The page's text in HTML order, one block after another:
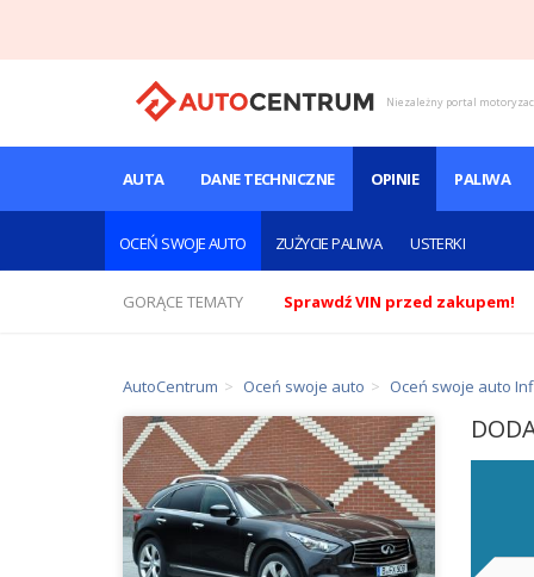
Niezależny portal
AUTA DANE TECHNICZNE OPINIE
OCEŃ SWOJE AUTO ZUŻYCIE PALIWA USTERKI
PALIWA
GORĄCE TEMATY Sprawdź VIN przed zakupem!
AutoCentrum Oceń swoje auto Oceń swoje auto